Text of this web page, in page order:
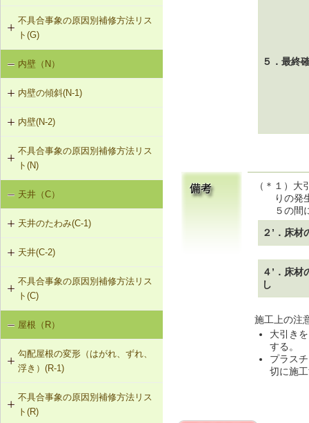
G-1-103 筋かいの補強・緊結部補強
G-1-104 火打ち梁の追加
み）
G-2-102 モルタル塗替え
G-2-501 ひび割れ改修工法（外壁
部）
G-2-502 シール工法（外壁部）
部）
G-3-101 サイディングの張替え
G-3-102 板張りの張替え（下見板張
り）
G-3-501 サイディングのひび割れの
補修
不具合事象の原因別補修方法リス
ト(G)
外壁の傾斜（G-1）
外壁のひび割れ・欠損（G-2）
外壁仕上材のはがれ、浮き（G-3）
内壁（N）
内壁の傾斜(N-1)
N-1-001 下地材・仕上材の取替え
（内壁部）
内壁(N-2)
N-2-001 仕上材の張替え（内壁部）
不具合事象の原因別補修方法リス
ト(N)
内壁の傾斜（N-1）
天井（C）
天井のたわみ(C-1)
C-1-101 天井の張替え
天井(C-2)
C-2-001 天井仕上材の張替え
不具合事象の原因別補修方法リス
ト(C)
天井のたわみ（C-1）
屋根（R）
勾配屋根の変形（はがれ、ずれ、
浮き）(R-1)
R-1-101 むな木の交換
不具合事象の原因別補修方法リス
ト(R)
５．最終
（＊１）
りの発
５の間
２’．床材
４’．床材
し
施工上の注
大引き
する。
プラス
切に施